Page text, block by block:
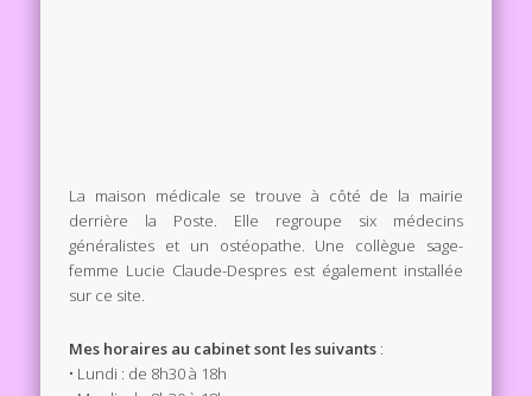
La maison médicale se trouve à côté de la mairie
derrière la Poste. Elle regroupe six médecins
généralistes et un ostéopathe. Une collègue sage-
femme Lucie Claude-Despres est également installée
sur ce site.
Mes horaires au cabinet sont les suivants :
• Lundi : de 8h30 à 18h